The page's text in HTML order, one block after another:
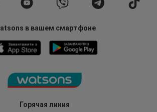
Горячая линия
в вашем смартфоне